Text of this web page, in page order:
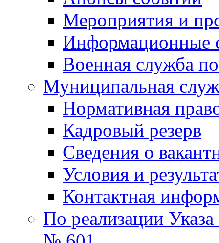
Мероприятия и
Информационные
Военная служба
Муниципальная
Нормативная
Кадровый резерв
Сведения о
Условия и
Контактная
По реализации